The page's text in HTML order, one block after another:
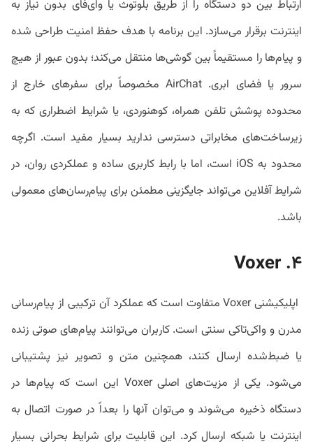
ارتباط بین دو دستگاه را از طریق بلوتوث یا وای‌فای بدون نیاز به
اینترنت برقرار می‌سازد. این برنامه با هدف حفظ امنیت طراحی شده
و پیام‌ها را مستقیماً بین گوشی‌ها منتقل می‌کند؛ بدون عبور از هیچ
سرور یا فضای ابری. AirChat مخصوصاً برای سفرهای خارج از
محدوده پوشش تلفن همراه، کوهنوردی، یا شرایط اضطراری که به
زیرساخت‌های مخابراتی دسترسی ندارید بسیار مفید است. اگرچه
محدود به iOS است، اما با رابط کاربری ساده و عملکردی روان، در
شرایط آفلاین می‌تواند جایگزینی مطمئن برای پیام‌رسان‌های معمولی
باشد.
۴. Voxer
اپلیکیشنی Voxer متفاوت است که عملکرد آن ترکیبی از پیام‌رسانی
مدرن و واکی‌تاکی سنتی است. کاربران می‌توانند پیام‌های صوتی زنده
یا ضبط‌شده ارسال کنند، همچنین متن و تصویر نیز پشتیبانی
می‌شود. یکی از مزیت‌های اصلی Voxer این است که پیام‌ها در
دستگاه ذخیره می‌شوند و می‌توان آنها را بعداً در صورت اتصال به
اینترنت یا شبکه ارسال کرد. این قابلیت برای شرایط بحرانی بسیار